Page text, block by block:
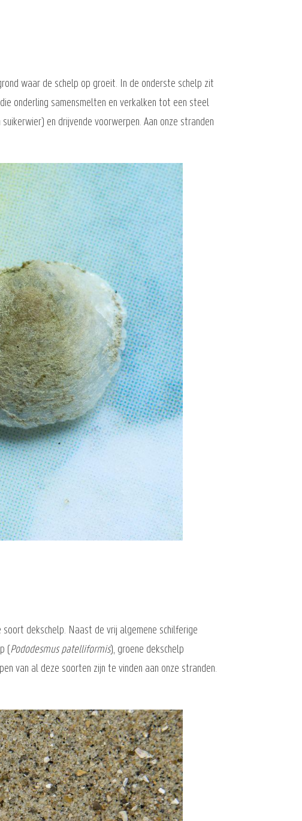
waar de schelp op groeit. In de onderste schelp zit
onderling samensmelten en verkalken tot een steel
en drijvende voorwerpen. Aan onze stranden
dekschelp. Naast de vrij algemene schilferige
(Pododesmus patelliformis), groene dekschelp
van al deze soorten zijn te vinden aan onze stranden.